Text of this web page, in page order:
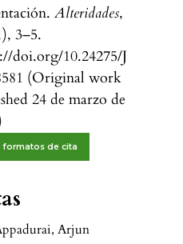
Alteridades,
3–5.
doi.org/10.24275/J
(Original work
24 de marzo de
formatos de cita
Arjun